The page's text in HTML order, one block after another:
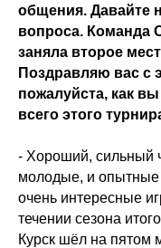
общения. Давайте
вопроса. Команда
заняла второе
Поздравляю вас с
пожалуйста, как
всего этого
- Хороший, сильный
молодые, и опытные
очень интересные
течении сезона
Курск шёл на пятом